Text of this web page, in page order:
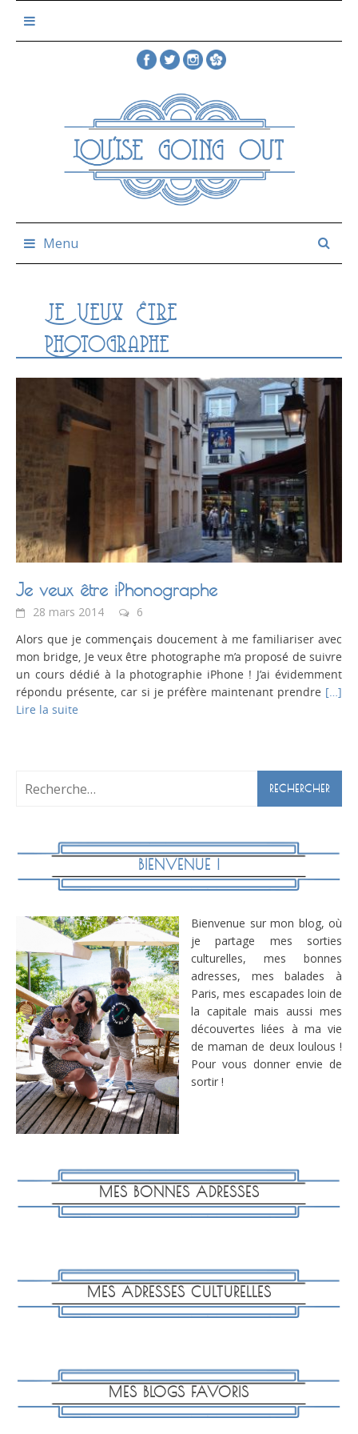
Menu
Je Veux Être
Photographe
Je veux être iPhonographe
28 mars 2014
6
Alors que je commençais doucement à me familiariser avec
mon bridge, Je veux être photographe m’a proposé de suivre
un cours dédié à la photographie iPhone ! J’ai évidemment
répondu présente, car si je préfère maintenant prendre […]
Lire la suite
Rechercher :
BIENVENUE !
Bienvenue sur mon blog, où
je partage mes sorties
culturelles, mes bonnes
adresses, mes balades à
Paris, mes escapades loin de
la capitale mais aussi mes
découvertes liées à ma vie
de maman de deux loulous !
Pour vous donner envie de
sortir !
MES BONNES ADRESSES
MES ADRESSES CULTURELLES
MES BLOGS FAVORIS